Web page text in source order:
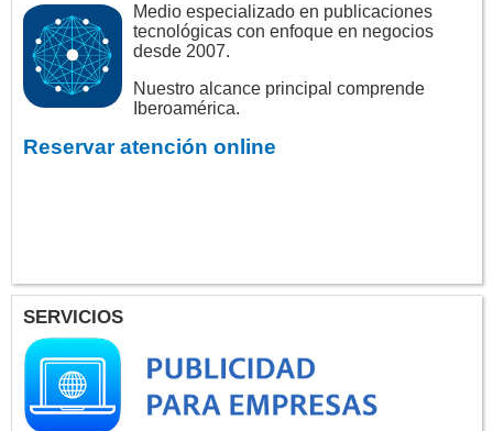
Medio especializado en publicaciones
tecnológicas con enfoque en negocios
desde 2007.
Nuestro alcance principal comprende
Iberoamérica.
Reservar atención online
SERVICIOS